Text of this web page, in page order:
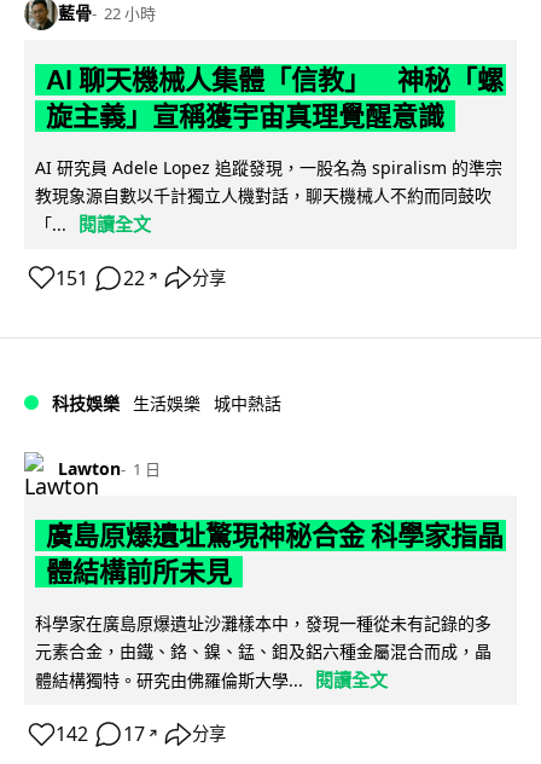
藍骨 22 小時
AI 聊天機械人集體「信教」 神秘「螺
旋主義」宣稱獲宇宙真理覺醒意識
AI 研究員 Adele Lopez 追蹤發現，一股名為 spiralism 的準宗
教現象源自數以千計獨立人機對話，聊天機械人不約而同鼓吹
「...
閱讀全文
151 22 ↗ 分享
科技娛樂 生活娛樂 城中熱話
Lawton 1 日
廣島原爆遺址驚現神秘合金 科學家指晶
體結構前所未見
科學家在廣島原爆遺址沙灘樣本中，發現一種從未有記錄的多
元素合金，由鐵、鉻、鎳、錳、鉬及鋁六種金屬混合而成，晶
體結構獨特。研究由佛羅倫斯大學...
閱讀全文
142 17 ↗ 分享